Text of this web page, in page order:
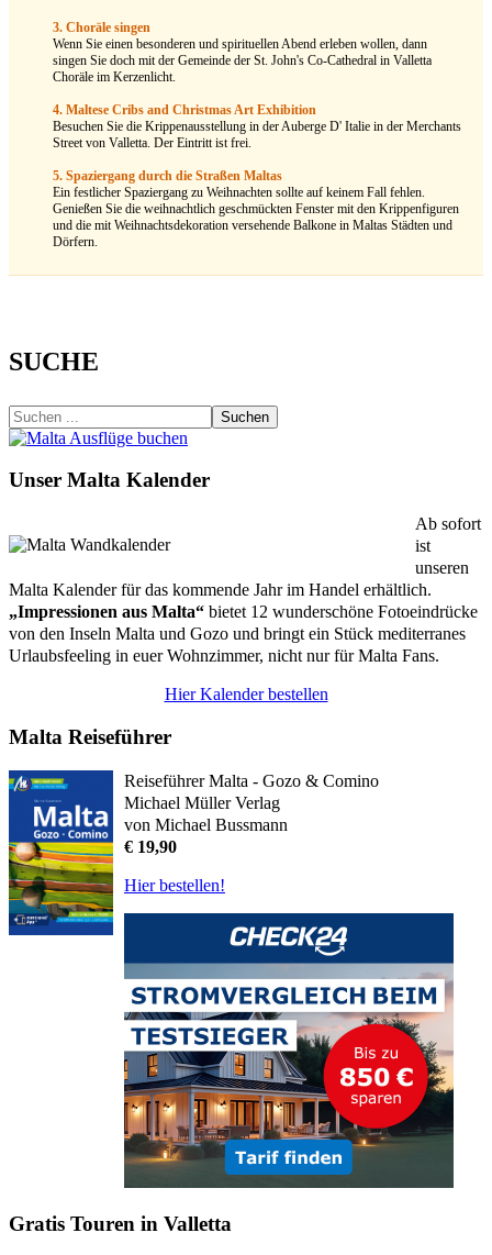
3. Choräle singen
Wenn Sie einen besonderen und spirituellen Abend erleben wollen, dann
singen Sie doch mit der Gemeinde der St. John's Co-Cathedral in Valletta
Choräle im Kerzenlicht.
4. Maltese Cribs and Christmas Art Exhibition
Besuchen Sie die Krippenausstellung in der Auberge D' Italie in der Merchants
Street von Valletta. Der Eintritt ist frei.
5. Spaziergang durch die Straßen Maltas
Ein festlicher Spaziergang zu Weihnachten sollte auf keinem Fall fehlen.
Genießen Sie die weihnachtlich geschmückten Fenster mit den Krippenfiguren
und die mit Weihnachtsdekoration versehende Balkone in Maltas Städten und
Dörfern.
SUCHE
Suchen
Unser Malta Kalender
Ab sofort
ist
unseren
Malta Kalender für das kommende Jahr im Handel erhältlich.
„Impressionen aus Malta“ bietet 12 wunderschöne Fotoeindrücke
von den Inseln Malta und Gozo und bringt ein Stück mediterranes
Urlaubsfeeling in euer Wohnzimmer, nicht nur für Malta Fans.
Hier Kalender bestellen
Malta Reiseführer
Reiseführer Malta - Gozo & Comino
Michael Müller Verlag
von Michael Bussmann
€ 19,90
Hier bestellen!
Gratis Touren in Valletta